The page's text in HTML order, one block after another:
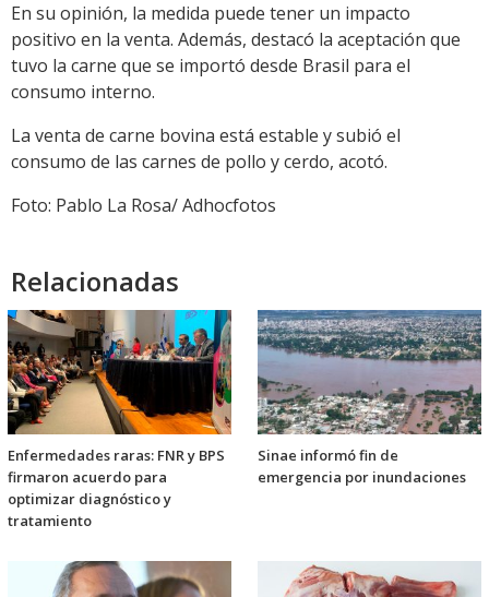
En su opinión, la medida puede tener un impacto
positivo en la venta. Además, destacó la aceptación que
tuvo la carne que se importó desde Brasil para el
consumo interno.
La venta de carne bovina está estable y subió el
consumo de las carnes de pollo y cerdo, acotó.
Foto: Pablo La Rosa/ Adhocfotos
Relacionadas
Enfermedades raras: FNR y BPS
firmaron acuerdo para
optimizar diagnóstico y
tratamiento
Sinae informó fin de
emergencia por inundaciones